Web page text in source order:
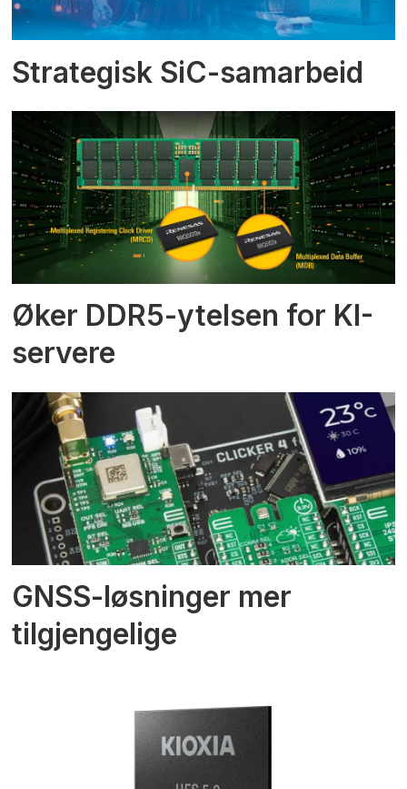
Strategisk SiC-samarbeid
Øker DDR5-ytelsen for KI-
servere
GNSS-løsninger mer
tilgjengelige